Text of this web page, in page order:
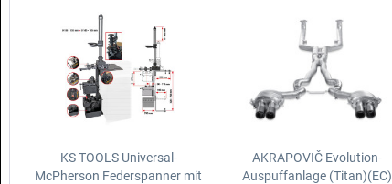
KS TOOLS Universal-
McPherson Federspanner mit
AKRAPOVIČ Evolution-
Auspuffanlage (Titan)(EC)